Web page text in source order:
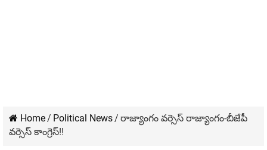
Home/ Political News/ రాజ్యాంగం వ‌ర్సెస్ రాజ్యాంగం-బీజేపీ
వ‌ర్సెస్ కాంగ్రెస్‌!!